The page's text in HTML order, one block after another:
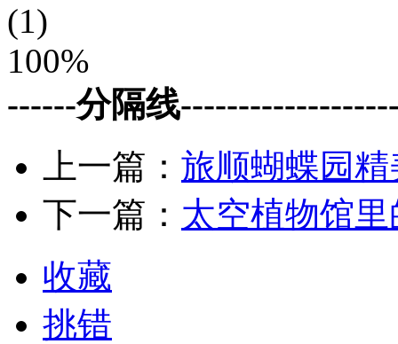
(1)
100%
------分隔线
上一篇： 旅顺蝴蝶园
下一篇： 太空植物馆
收藏
挑错